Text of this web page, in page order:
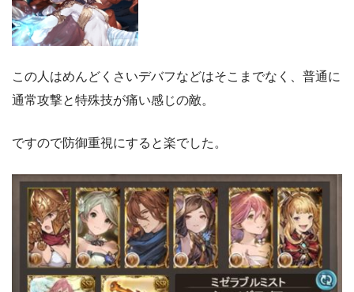
この人はめんどくさいデバフなどはそこまでなく、普通に
通常攻撃と特殊技が痛い感じの敵。
ですので防御重視にすると楽でした。